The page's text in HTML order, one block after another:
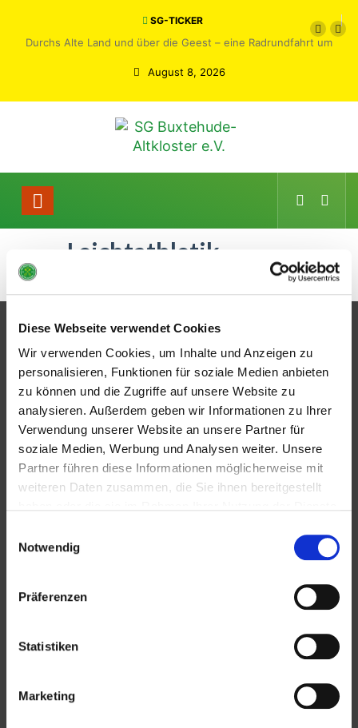
Diese Webseite verwendet Cookies
Wir verwenden Cookies, um Inhalte und Anzeigen zu
personalisieren, Funktionen für soziale Medien anbieten
zu können und die Zugriffe auf unsere Website zu
analysieren. Außerdem geben wir Informationen zu Ihrer
Verwendung unserer Website an unsere Partner für
soziale Medien, Werbung und Analysen weiter. Unsere
Partner führen diese Informationen möglicherweise mit
weiteren Daten zusammen, die Sie ihnen bereitgestellt
Notwendig
Präferenzen
Statistiken
Marketing
SG-TICKER
Durchs Alte Land und über die Geest – eine Radrundfahrt um
August 8, 2026
Leichtathletik
Partner
Bündnis
Kontakt
SG Buxtehude-Altkloster e.V.
21614 Buxtehude
E-Mail:info[at]sg-buxtehude-altkloster[dot]de